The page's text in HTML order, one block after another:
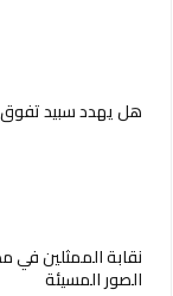
هل يهدد سبيد تفوق
نقابة الممثلين
الصور المسيئة